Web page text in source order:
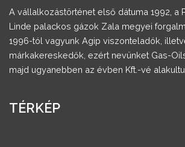
A vállalkozástörténet első dátuma 1992, a
Linde palackos gázok Zala megyei
1996-tól vagyunk Agip viszonteladók,
márkakereskedők, ezért nevünket Gas-
majd ugyanebben az évben Kft.-vé
TÉRKÉP